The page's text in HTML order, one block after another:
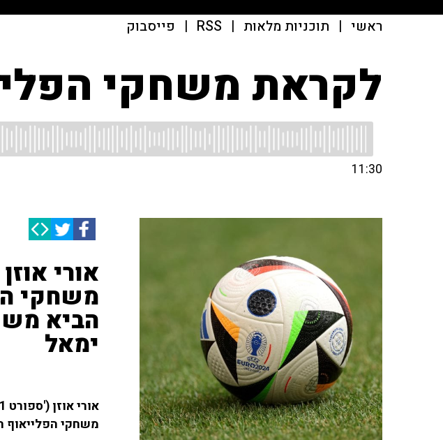
ראשי | תוכניות מלאות |
RSS
| פייסבוק
לקראת משחקי
11:30
משחקי
הביא
ימאל
משחקי הפלייאוף